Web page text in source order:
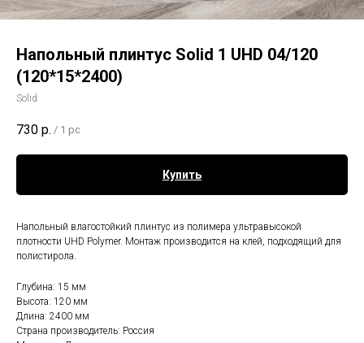
Напольный плинтус Solid 1 UHD 04/120
(120*15*2400)
Solid
730 р. / 1 pc
Купить
Напольный влагостойкий плинтус из полимера ультравысокой
плотности UHD Polymer. Монтаж производится на клей, подходящий для
полистирола.
Глубина: 15 мм
Высота: 120 мм
Длина: 2400 мм
Страна производитель: Россия